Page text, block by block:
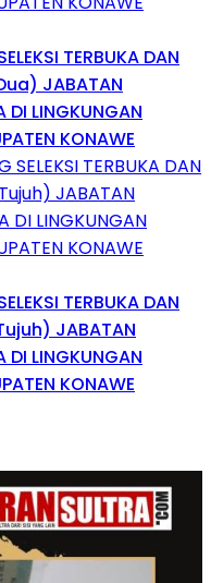
TERBUKA DAN
JABATAN
DI LINGKUNGAN
KONAWE
TERBUKA DAN
JABATAN
DI LINGKUNGAN
KONAWE